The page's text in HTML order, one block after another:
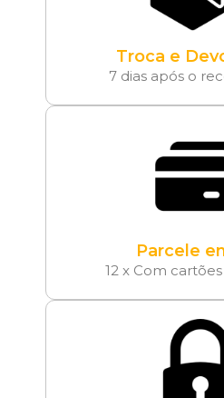
Troca e
7 dias após o
Parcele
12 x Com